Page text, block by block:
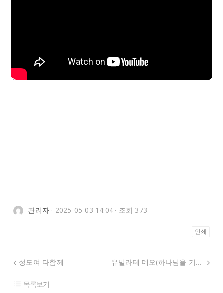
관리자 · 2025-05-03 14:04 · 조회 373
인쇄
성도여 다함께 유빌라테 데오(하나님을 기뻐하라)
목록보기